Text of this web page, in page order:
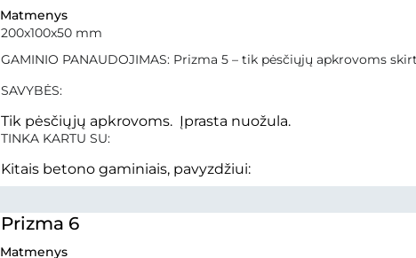
Matmenys
200x100x50 mm
GAMINIO PANAUDOJIMAS: Prizma 5 – tik pėsčiųjų apkrovoms
SAVYBĖS:
Tik pėsčiųjų apkrovoms. Įprasta nuožula.
TINKA KARTU SU:
Kitais betono gaminiais, pavyzdžiui:
Prizma 6
Matmenys